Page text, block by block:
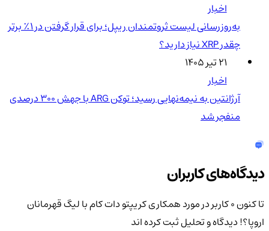
اخبار
به‌روزرسانی لیست ثروتمندان ریپل؛ برای قرار گرفتن در ۱٪ برتر
چقدر XRP نیاز دارید؟
۲۱ تیر ۱۴۰۵
اخبار
آرژانتین به نیمه‌نهایی رسید؛ توکن ARG با جهش ۳۰۰ درصدی
منفجر شد
دیدگاه‌های کاربران
تا کنون 0 کاربر در مورد
همکاری کریپتو دات کام با لیگ قهرمانان
اروپا؟!دیدگاه و تحلیل ثبت کرده اند